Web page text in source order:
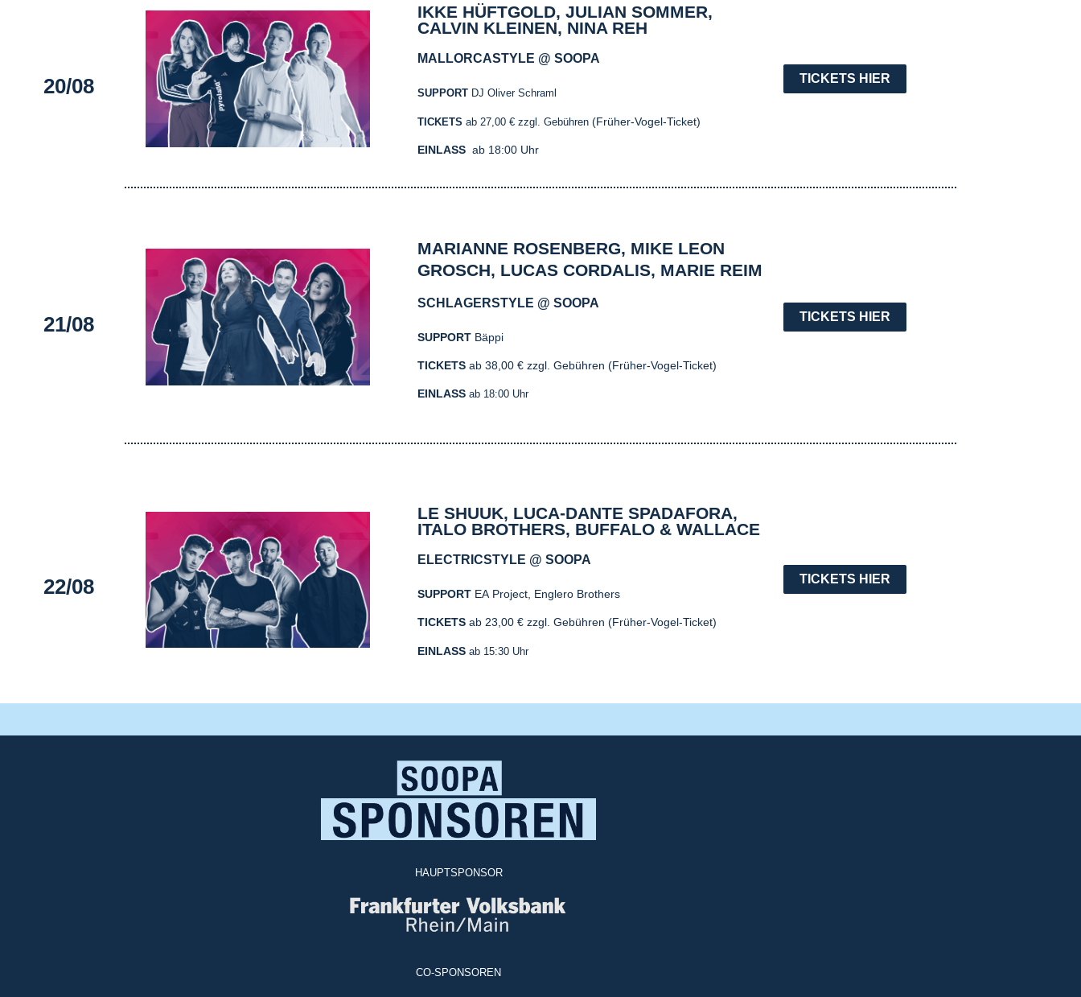
20/08
IKKE HÜFTGOLD, JULIAN SOMMER,
CALVIN KLEINEN, NINA REH
MALLORCASTYLE @ SOOPA
SUPPORT DJ Oliver Schraml
TICKETS ab 27,00 € zzgl. Gebühren(Früher-Vogel-Ticket)
EINLASS ab 18:00 Uhr
TICKETS HIER
21/08
MARIANNE ROSENBERG, MIKE LEON
GROSCH, LUCAS CORDALIS, MARIE REIM
SCHLAGERSTYLE @ SOOPA
SUPPORT Bäppi
TICKETS ab 38,00 € zzgl. Gebühren(Früher-Vogel-Ticket)
EINLASSab 18:00 Uhr
TICKETS HIER
22/08
LE SHUUK, LUCA-DANTE SPADAFORA,
ITALO BROTHERS, BUFFALO & WALLACE
ELECTRICSTYLE @ SOOPA
SUPPORT EA Project, Englero Brothers
TICKETS ab 23,00 € zzgl. Gebühren (Früher-Vogel-Ticket)
EINLASSab 15:30 Uhr
TICKETS HIER
HAUPTSPONSOR
CO-SPONSOREN